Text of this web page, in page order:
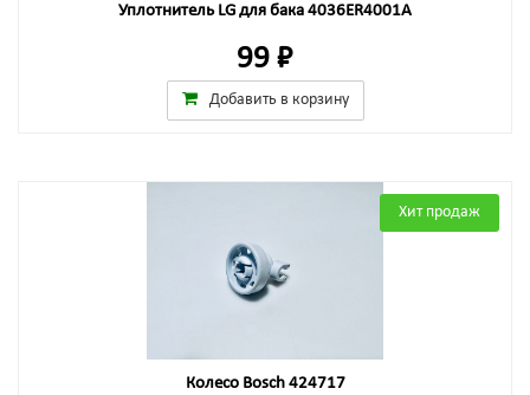
Уплотнитель LG для бака 4036ER4001A
99 ₽
Добавить в корзину
Хит продаж
Колесо Bosch 424717